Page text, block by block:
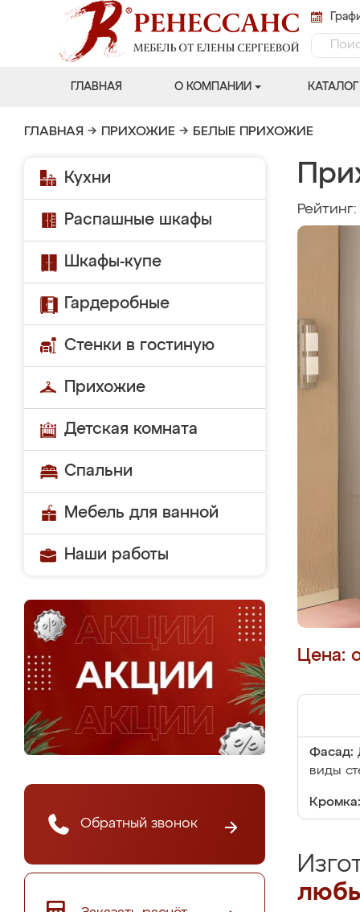
ГЛАВНАЯ О КОМПАНИИ КАТАЛОГ
ГЛАВНАЯ → ПРИХОЖИЕ → БЕЛЫЕ ПРИХОЖИЕ
Кухни
Распашные шкафы
Шкафы-купе
Гардеробные
Стенки в гостиную
Прихожие
Детская комната
Спальни
Мебель для ванной
Наши работы
Обратный звонок
Рейтинг:
Цена:
Фасад:
виды
Кромка: